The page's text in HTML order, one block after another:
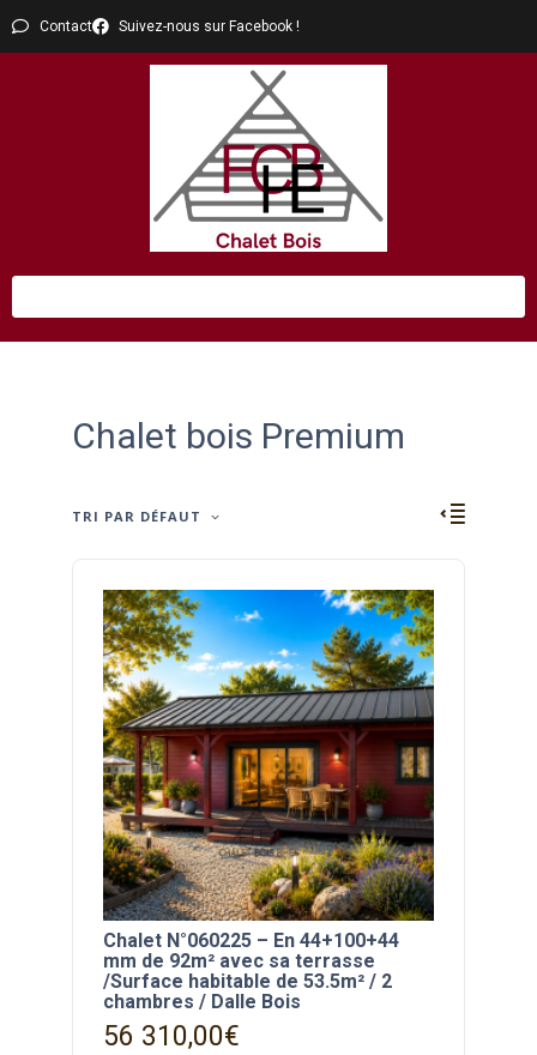
Contact Suivez-nous sur Facebook !
Chalet bois Premium
TRI PAR DÉFAUT
Chalet N°060225 – En 44+100+44
mm de 92m² avec sa terrasse
/Surface habitable de 53.5m² / 2
chambres / Dalle Bois
56 310,00€